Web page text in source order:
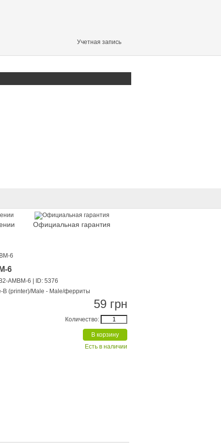
Учетная запись
Официальная гарантия
6
6
AMBM-6
| ID: 5376
B (printer)/Male - Male/ферриты
59 грн
Количество:
Есть в наличии